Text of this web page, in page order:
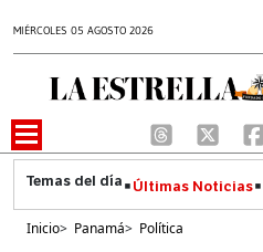
MIÉRCOLES 05 AGOSTO 2026
Últimas Noticias
Inicio> Panamá> Política